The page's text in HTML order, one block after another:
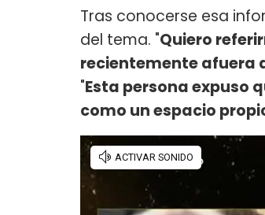
Tras conocerse esa
del tema. "Quiero
recientemente afuera
"Esta persona expuso
como un espacio